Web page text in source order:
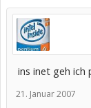
ins inet geh ich
21. Januar 2007